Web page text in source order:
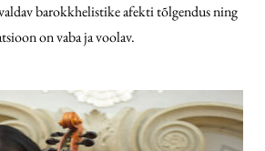
barokkhelistike afekti tõlgendus ning
on vaba ja voolav.